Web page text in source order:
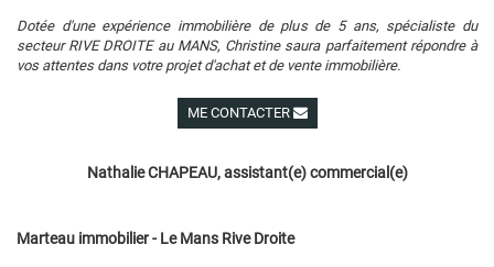
Dotée d'une expérience immobilière de plus de 5 ans, spécialiste du
secteur RIVE DROITE au MANS, Christine saura parfaitement répondre à
vos attentes dans votre projet d'achat et de vente immobilière.
ME CONTACTER
Nathalie CHAPEAU, assistant(e) commercial(e)
Marteau immobilier - Le Mans Rive Droite